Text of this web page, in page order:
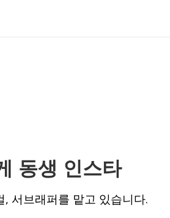
동생 인스타
서브래퍼를 맡고 있습니다.